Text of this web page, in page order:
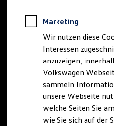
Rekuperation
Laden
Laden Zuhause
Ladestationen
Batterie
Sicherheit
Nachhaltigkeit
Technologie
Kosten und Kauf
Marketing
Wir nutzen diese
Interessen
anzuzeigen,
Volkswagen
sammeln
unsere Webseite
welche Seiten Sie
wie Sie sich auf der